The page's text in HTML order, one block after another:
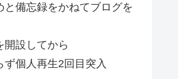
と備忘録をかねてブログを
開設してから
ず個人再生2回目突入